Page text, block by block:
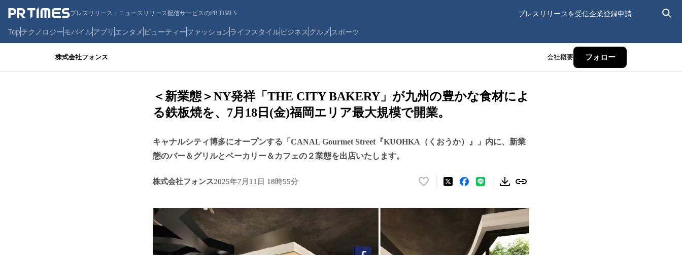
プレスリリース・ニュースリリース配信サービスのPR TIMES プレスリリースを受信企業登録申請
Topテクノロジーモバイルアプリ エンタメ ビューティーファッションライフスタイルビジネス グルメ スポーツ
株式会社フォンス 会社概要 フォロー
＜新業態＞NY発祥「THE CITY BAKERY」が九州の豊かな食材によ
る鉄板焼を、7月18日(金)福岡エリア最大規模で開業。
キャナルシティ博多にオープンする「CANAL Gourmet Street『KUOHKA（くおうか）』」内に、新業
態のバー＆グリルとベーカリー＆カフェの２業態を出店いたします。
株式会社フォンス2025年7月11日 18時55分
い
ね